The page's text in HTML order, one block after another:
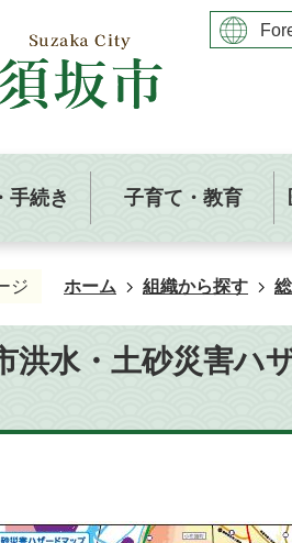
手続き 子育て・教育
ジ ホーム 組織から探す
洪水・土砂災害ハ